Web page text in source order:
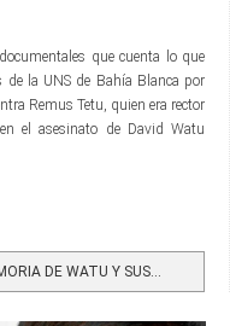
que cuenta lo que
de la UNS de Bahía Blanca por
Remus Tetu, quien era rector
el asesinato de David Watu
DE WATU Y SUS...